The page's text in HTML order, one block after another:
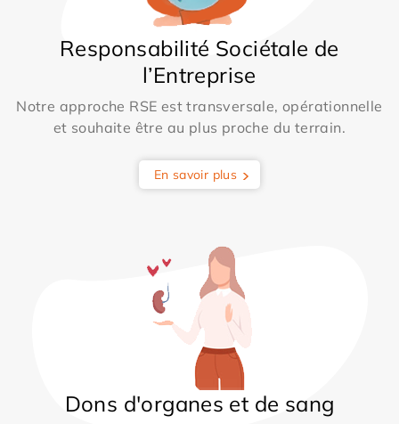
Responsabilité Sociétale de
l’Entreprise
Notre approche RSE est transversale, opérationnelle
et souhaite être au plus proche du terrain.
En savoir plus
Dons d'organes et de sang